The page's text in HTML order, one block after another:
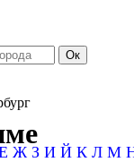
Ж З И Й К Л М